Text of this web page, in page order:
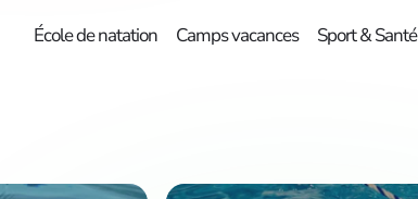
École de natation Camps vacances Sport & Santé